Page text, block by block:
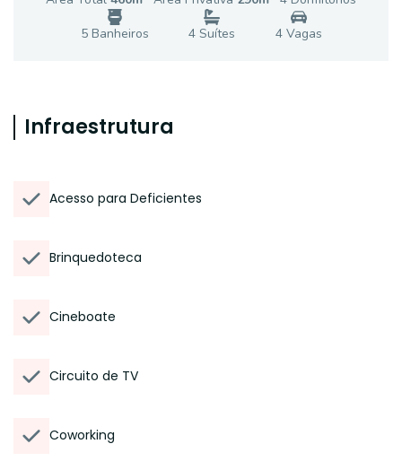
5Banheiros 4 Suítes 4Vagas
Infraestrutura
Acesso para Deficientes
Brinquedoteca
Cineboate
Circuito de TV
Coworking